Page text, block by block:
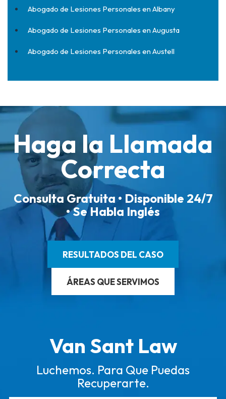
Abogado de Lesiones Personales en Albany
Abogado de Lesiones Personales en Augusta
Abogado de Lesiones Personales en Austell
Haga la Llamada
Correcta
Consulta Gratuita • Disponible 24/7
• Se Habla Inglés
RESULTADOS DEL CASO
ÁREAS QUE SERVIMOS
Van Sant Law
Luchemos. Para Que Puedas
Recuperarte.